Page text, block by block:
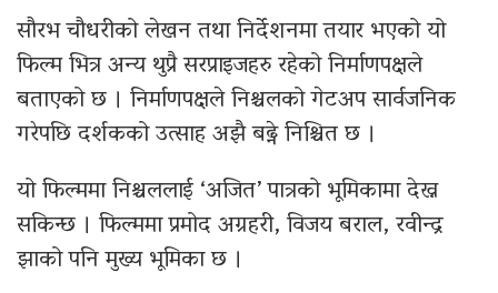
सौरभ चौधरीको लेखन तथा निर्देशनमा तयार भएको यो
फिल्म भित्र अन्य थुप्रै सरप्राइजहरु रहेको निर्माणपक्षले
बताएको छ । निर्माणपक्षले निश्चलको गेटअप सार्वजनिक
गरेपछि दर्शकको उत्साह अझै बढ्ने निश्चित छ ।
यो फिल्ममा निश्चललाई ‘अजित’ पात्रको भूमिकामा देख्न
सकिन्छ । फिल्ममा प्रमोद अग्रहरी, विजय बराल, रवीन्द्र
झाको पनि मुख्य भूमिका छ ।